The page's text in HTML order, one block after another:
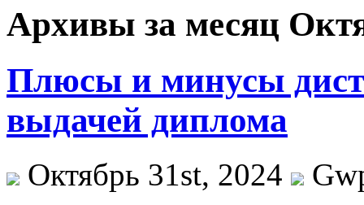
Архивы за месяц
Плюсы и минусы
выдачей диплома
Октябрь 31st, 2024